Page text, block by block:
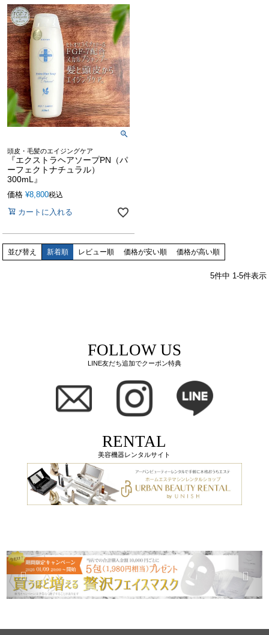
頭皮・毛髪のエイジングケア
『エクストラヘアソープPN（パ
ーフェクトナチュラル）
300mL』
価格 ¥8,800税込
カートに入れる
並び替え 新着順 レビュー順 価格が安い順 価格が高い順
5件中 1-5件表示
FOLLOW US
LINE友だち追加でクーポン特典
RENTAL
美容機器レンタルサイト